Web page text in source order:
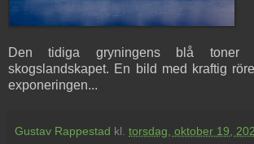
Den tidiga gryningens blå toner
skogslandskapet. En bild med kraftig
exponeringen...
Gustav Rappestad kl. torsdag, oktober 19,